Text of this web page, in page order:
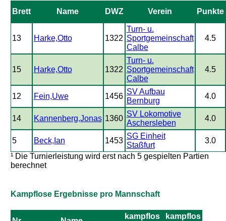
Brett Name DWZ Verein Punkte
13 Harke,Otto 1322
Turn- u.
Sportgemeinschaft
Calbe
4.5
15 Harke,Otto 1322
Turn- u.
Sportgemeinschaft
Calbe
4.5
12 Fein,Uwe 1456
SV Aufbau
Bernburg
4.0
14 Kannenberg,Jonas 1360
SV Lokomotive
Aschersleben
4.0
5 Beck,Ian 1453
SG Einheit
Staßfurt
3.0
¹ Die Turnierleistung wird erst nach 5 gespielten Partien
berechnet
Kampflose Ergebnisse pro Mannschaft
kampflos
kampflos